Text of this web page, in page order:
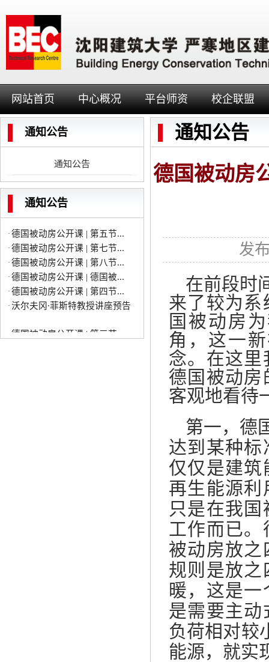
网站首页 中心概况 平台师资 校企联盟
通知公告
通知公告
通知公告
德国被动房公开课 | 第三节...
·德国被动房公开课 | 第一节...
德国被动房公开课 | 第六节...
德国被动房公开课 | 第七节...
德国被动房公开课 | 第八节...
德国被动房公开课 | 德国被...
德国被动房公开课 | 第四节...
沃尔夫冈∙菲斯特教授讲座预告
·德国被动房公开课 | 第二节...
通知公告
德国被动房
发
在前段时
来了较为系
国被动房
角，这一
念。在这里
德国被动房
客观地看待
第一，德
达到某种标
仅仅是建筑
再生能源利
只是在我
工作而已
被动房放之
规则是放之
暖，这是
是需要主动
负荷相对较
能源，就实